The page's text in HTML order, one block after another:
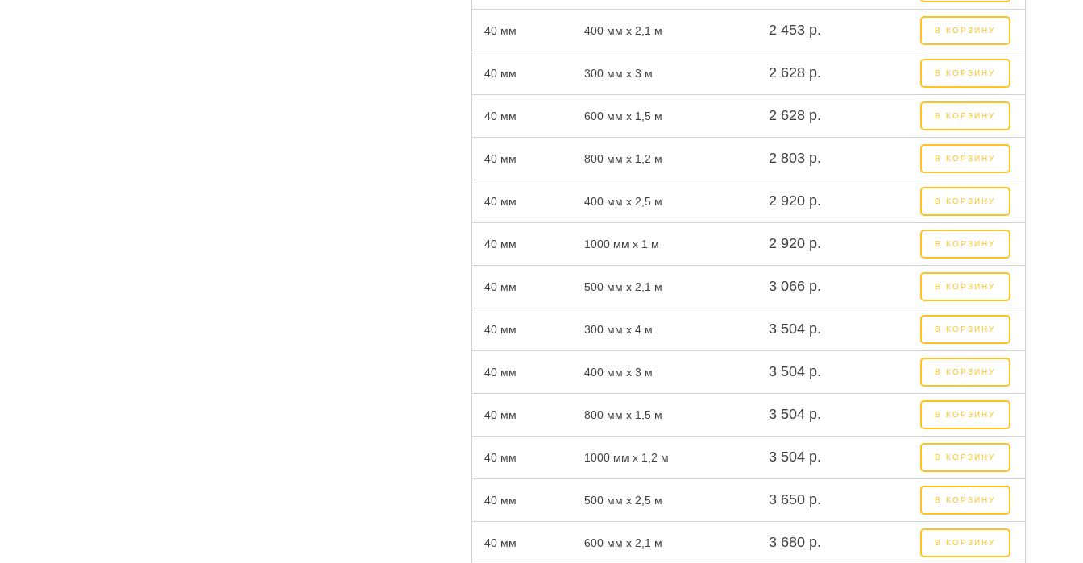
40 мм 400 мм x 2,1 м 2 453 р. В КОРЗИНУ
40 мм 300 мм x 3 м 2 628 р. В КОРЗИНУ
40 мм 600 мм x 1,5 м 2 628 р. В КОРЗИНУ
40 мм 800 мм x 1,2 м 2 803 р. В КОРЗИНУ
40 мм 400 мм x 2,5 м 2 920 р. В КОРЗИНУ
40 мм 1000 мм x 1 м 2 920 р. В КОРЗИНУ
40 мм 500 мм x 2,1 м 3 066 р. В КОРЗИНУ
40 мм 300 мм x 4 м 3 504 р. В КОРЗИНУ
40 мм 400 мм x 3 м 3 504 р. В КОРЗИНУ
40 мм 800 мм x 1,5 м 3 504 р. В КОРЗИНУ
40 мм 1000 мм x 1,2 м 3 504 р. В КОРЗИНУ
40 мм 500 мм x 2,5 м 3 650 р. В КОРЗИНУ
40 мм 600 мм x 2,1 м 3 680 р. В КОРЗИНУ